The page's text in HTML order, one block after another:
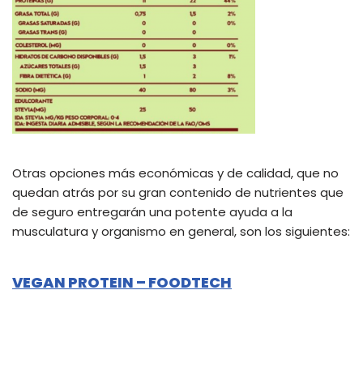
Otras opciones más económicas y de calidad, que no
quedan atrás por su gran contenido de nutrientes que
de seguro entregarán una potente ayuda a la
musculatura y organismo en general, son los siguientes:
VEGAN PROTEIN – FOODTECH